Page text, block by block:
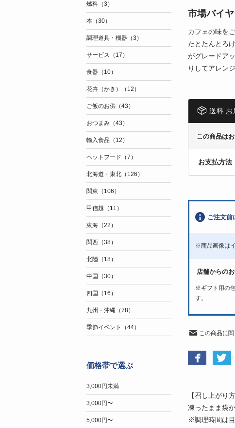
市場バイ
カフェの味を
たとたんとろ
がグレードア
りしてアレン
送料 お
この商品は
お支払方法
ご注文前
※商品画像は
店舗からの
※ギフト用の
す。
この商品に関
【召し上がり方
凍ったまま袋
※調理時間は
燃料（3）
本（30）
調理道具・機器（3）
サービス（17）
食器（10）
花卉（かき）（12）
ご飯のお供（43）
おつまみ（43）
輸入食品（12）
ペットフード（7）
北海道・東北（126）
関東（106）
甲信越（11）
東海（22）
関西（38）
北陸（18）
中国（30）
四国（16）
九州・沖縄（78）
季節イベント（44）
価格帯で選ぶ
3,000円未満
3,000円〜
5,000円〜